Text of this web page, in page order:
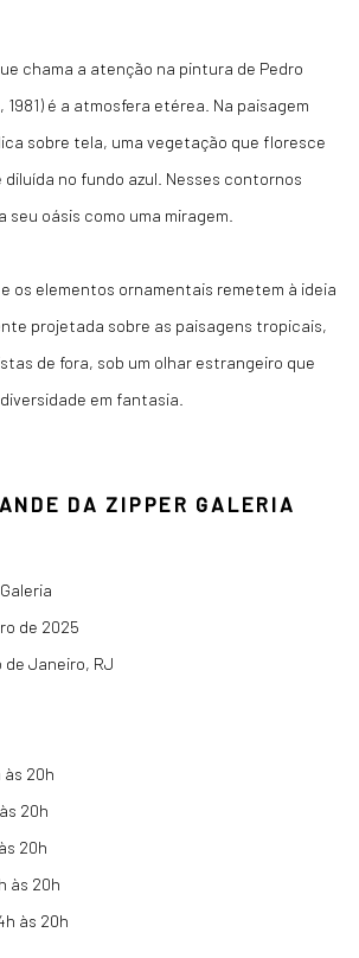
chama a atenção na pintura de Pedro
1981) é a atmosfera etérea. Na paisagem
sobre tela, uma vegetação que floresce
no fundo azul. Nesses contornos
oásis como uma miragem.
os elementos ornamentais remetem à ideia
projetada sobre as paisagens tropicais,
de fora, sob um olhar estrangeiro que
em fantasia.
DA ZIPPER GALERIA
de 2025
de Janeiro, RJ
às 20h
20h
20h
às 20h
às 20h